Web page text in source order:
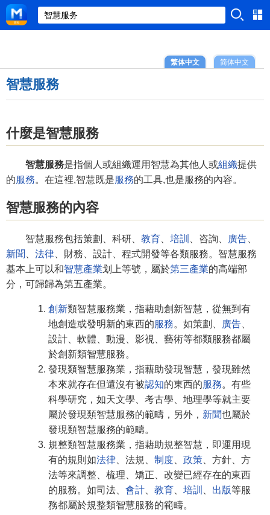
简体中文
繁体中文
智慧服務
什麼是智慧服務
智慧服務是指個人或組織運用智慧為其他人或組織提供
的服務。在這裡,智慧既是服務的工具,也是服務的內容。
智慧服務的內容
智慧服務包括策劃、科研、 教育 培訓 、咨詢、 廣告
新聞
法律 、財務、設計、程式開發等各類服務。智慧服務
基本上可以和智慧產業划上等號，屬於第三產業的高端部
分，可歸歸為第五產業。
創新類智慧服務業，指藉助創新智慧，從無到有
地創造或發明新的東西的服務。如策劃、 廣告
設計、軟體、動漫、影視、藝術等都類服務都屬
於創新類智慧服務。
發現類智慧服務業，指藉助發現智慧，發現雖然
本來就存在但還沒有被認知的東西的服務。有些
科學研究，如天文學、考古學、地理學等就主要
屬於發現類智慧服務的範疇，另外， 新聞也屬於
發現類智慧服務的範疇。
規整類智慧服務業，指藉助規整智慧，即運用現
有的規則如法律 、法規、 制度 政策 、方針、方
法等來調整、梳理、矯正、改變已經存在的東西
的服務。如司法、 會計 教育 培訓 出版等服
務都屬於規整類智慧服務的範疇。